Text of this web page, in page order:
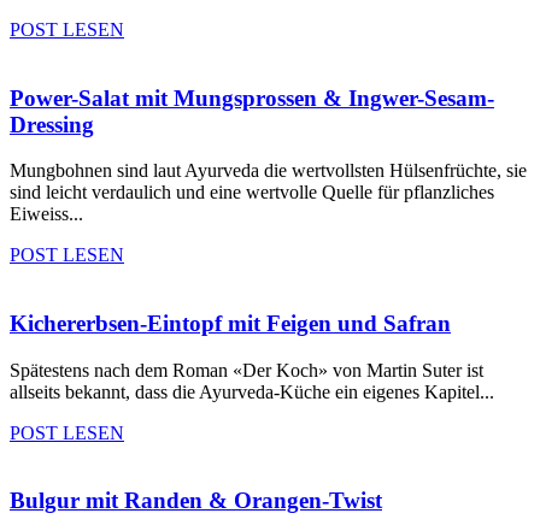
POST LESEN
Power-Salat mit Mungsprossen & Ingwer-Sesam-
Dressing
Mungbohnen sind laut Ayurveda die wertvollsten Hülsenfrüchte, sie
sind leicht verdaulich und eine wertvolle Quelle für pflanzliches
Eiweiss...
POST LESEN
Kichererbsen-Eintopf mit Feigen und Safran
Spätestens nach dem Roman «Der Koch» von Martin Suter ist
allseits bekannt, dass die Ayurveda-Küche ein eigenes Kapitel...
POST LESEN
Bulgur mit Randen & Orangen-Twist